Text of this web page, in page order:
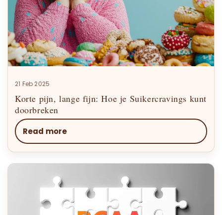
21 Feb 2025
Korte pijn, lange fijn: Hoe je Suikercravings kunt
doorbreken
Read more